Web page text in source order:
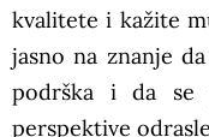
kvalitete i kažite
jasno na znanje
podrška i da se
perspektive